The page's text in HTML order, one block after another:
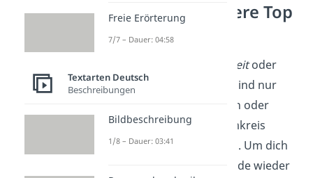
Sprüche — unsere Top
3
Liebeskummer, Krankheitoder
Prüfungsstress
— das sind nur
wenige Gründe, die dich oder
Bekannte in deinem Umkreis
herunterziehen können. Um dich
selbst oder deine Freunde wieder
Freie Erörterung
7/7 – Dauer: 04:58
Textarten Deutsch
Beschreibungen
Bildbeschreibung
1/8 – Dauer: 03:41